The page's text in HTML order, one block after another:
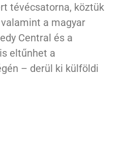
tévécsatorna, köztük
a magyar
Central és a
eltűnhet a
– derül ki külföldi